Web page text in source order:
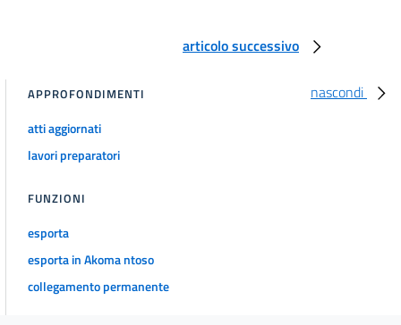
articolo successivo
nascondi
APPROFONDIMENTI
atti aggiornati
lavori preparatori
FUNZIONI
esporta
esporta in Akoma ntoso
collegamento permanente